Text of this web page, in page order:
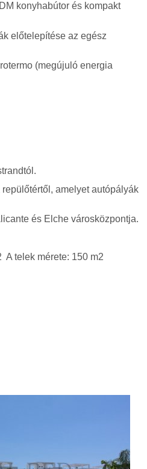
konyhabútor és kompakt
előtelepítése az egész
(megújuló energia
amelyet autópályák
és Elche városközpontja.
A telek mérete: 150 m2